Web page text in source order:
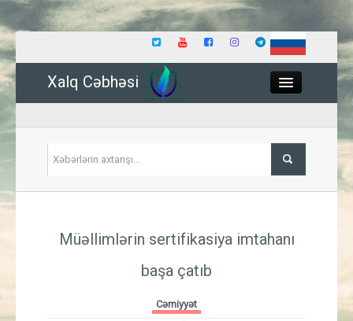
Xalq Cəbhəsi
İqtisadiyyat
Müəllimlərin sertifikasiya imtahanı
başa çatıb
Cəmiyyət